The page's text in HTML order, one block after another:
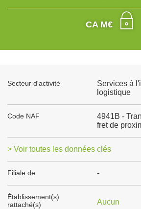
CA M€
Secteur d'activité
Services à
logistique
Code NAF
4941B -
fret de
> Voir toutes les données clés
Filiale de -
Établissement(s)
rattaché(s)
Aucun